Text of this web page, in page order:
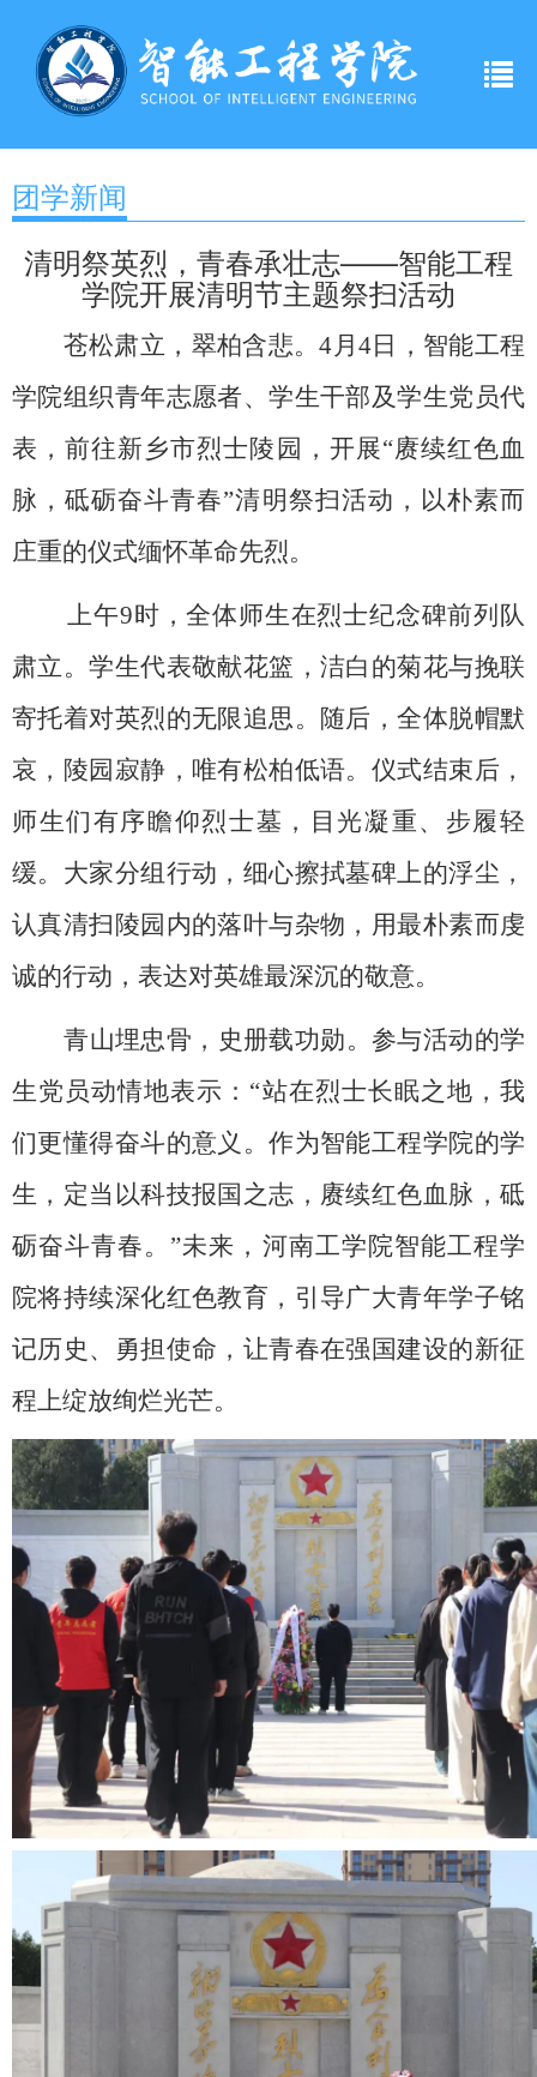
团学新闻
清明祭英烈，青春承壮志——智能工程
学院开展清明节主题祭扫活动
苍松肃立，翠柏含悲。4月4日，智能工程
学院组织青年志愿者、学生干部及学生党员代
表，前往新乡市烈士陵园，开展“赓续红色血
脉，砥砺奋斗青春”清明祭扫活动，以朴素而
庄重的仪式缅怀革命先烈。
上午9时，全体师生在烈士纪念碑前列队
肃立。学生代表敬献花篮，洁白的菊花与挽联
寄托着对英烈的无限追思。随后，全体脱帽默
哀，陵园寂静，唯有松柏低语。仪式结束后，
师生们有序瞻仰烈士墓，目光凝重、步履轻
缓。大家分组行动，细心擦拭墓碑上的浮尘，
认真清扫陵园内的落叶与杂物，用最朴素而虔
诚的行动，表达对英雄最深沉的敬意。
青山埋忠骨，史册载功勋。参与活动的学
生党员动情地表示：“站在烈士长眠之地，我
们更懂得奋斗的意义。作为智能工程学院的学
生，定当以科技报国之志，赓续红色血脉，砥
砺奋斗青春。”未来，河南工学院智能工程学
院将持续深化红色教育，引导广大青年学子铭
记历史、勇担使命，让青春在强国建设的新征
程上绽放绚烂光芒。